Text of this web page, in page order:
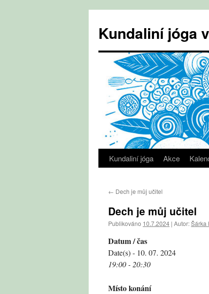
obsahu
webu
Kundaliní jóga
Kundaliní jóga Akce
← Dech je můj učitel
Dech je můj učitel
Publikováno 10.7.2024 | Autor:Šárka
Datum / čas
Date(s) - 10. 07. 2024
19:00 - 20:30
Místo konání